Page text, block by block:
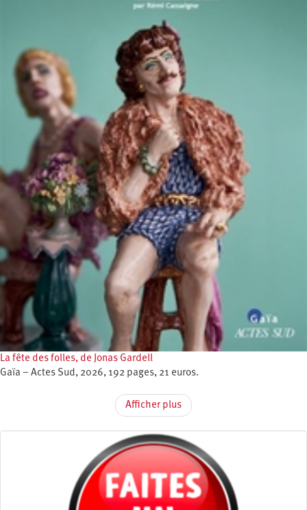
La fête des folles, de Jonas Gardell
Gaïa – Actes Sud, 2026, 192 pages, 21 euros.
Afficher plus